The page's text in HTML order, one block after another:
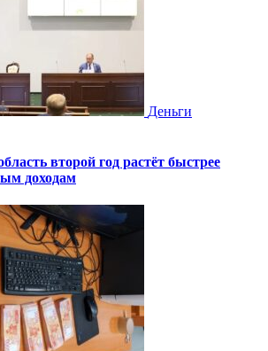
Деньги
второй год растёт быстрее
доходам